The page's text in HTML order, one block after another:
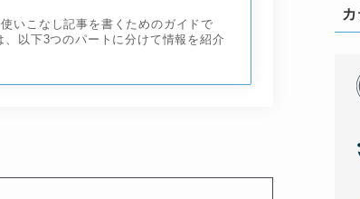
いこなし記事を書くためのガイドで
以下3つのパートに分けて情報を紹介